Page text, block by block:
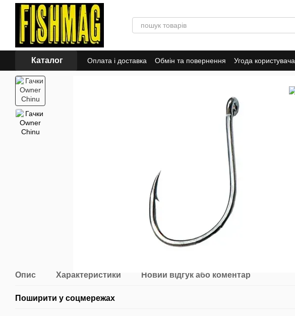
Перейти до основного контенту
Каталог Оплата і доставка Обмін та повернення Угода користувача
Знижки
Опис Характеристики Новий відгук або коментар
Поширити у соцмережах